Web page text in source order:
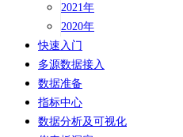
2021年
2020年
快速入门
多源数据接入
数据准备
指标中心
数据分析及可视化